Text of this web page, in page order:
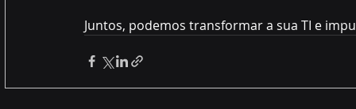
Juntos, podemos transformar a sua TI e